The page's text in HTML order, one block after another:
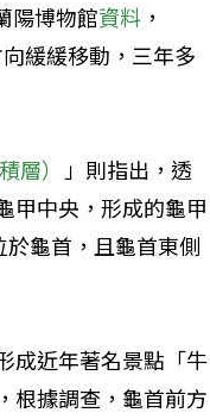
陽博物館資料 ，
緩緩移動，三年多
層） 」則指出，透
甲中央，形成的龜甲
龜首，且龜首東側
成近年著名景點「牛
根據調查，龜首前方